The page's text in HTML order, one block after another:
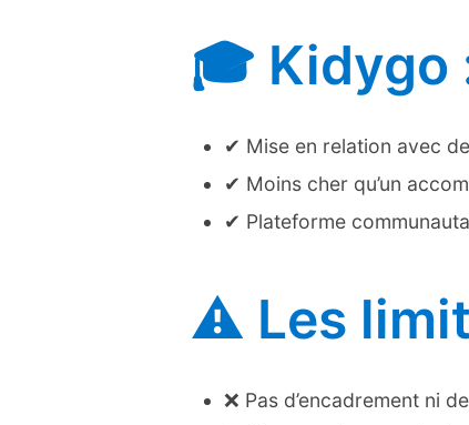
🎓 Kidygo
✔ Mise en relation avec
✔ Moins cher qu’un
✔ Plateforme
⚠️ Les
❌ Pas d’encadrement ni